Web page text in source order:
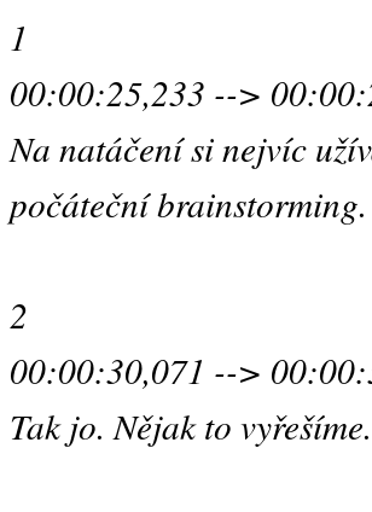
1
00:00:25,233 -->
Na natáčení si nejvíc
počáteční brainstorming.
2
00:00:30,071 -->
Tak jo. Nějak to vyřešíme.